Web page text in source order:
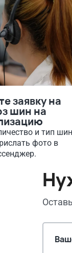
заявку на
шин на
и тип
фото в